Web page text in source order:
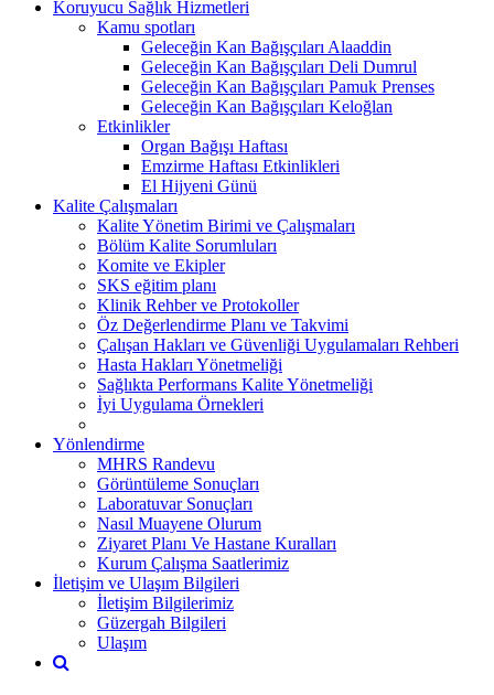
Koruyucu Sağlık Hizmetleri
Kamu spotları
Geleceğin Kan Bağışçıları Alaaddin
Geleceğin Kan Bağışçıları Deli Dumrul
Geleceğin Kan Bağışçıları Pamuk Prenses
Geleceğin Kan Bağışçıları Keloğlan
Etkinlikler
Organ Bağışı Haftası
Emzirme Haftası Etkinlikleri
El Hijyeni Günü
Kalite Çalışmaları
Kalite Yönetim Birimi ve Çalışmaları
Bölüm Kalite Sorumluları
Komite ve Ekipler
SKS eğitim planı
Klinik Rehber ve Protokoller
Öz Değerlendirme Planı ve Takvimi
Çalışan Hakları ve Güvenliği Uygulamaları Rehberi
Hasta Hakları Yönetmeliği
Sağlıkta Performans Kalite Yönetmeliği
İyi Uygulama Örnekleri
Yönlendirme
MHRS Randevu
Görüntüleme Sonuçları
Laboratuvar Sonuçları
Nasıl Muayene Olurum
Ziyaret Planı Ve Hastane Kuralları
Kurum Çalışma Saatlerimiz
İletişim ve Ulaşım Bilgileri
İletişim Bilgilerimiz
Güzergah Bilgileri
Ulaşım